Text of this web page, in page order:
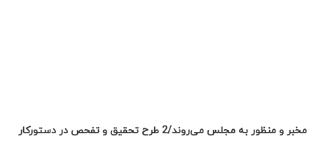
مخبر و منظور به مجلس می‌روند/2 طرح تحقیق و تفحص در دستورکار